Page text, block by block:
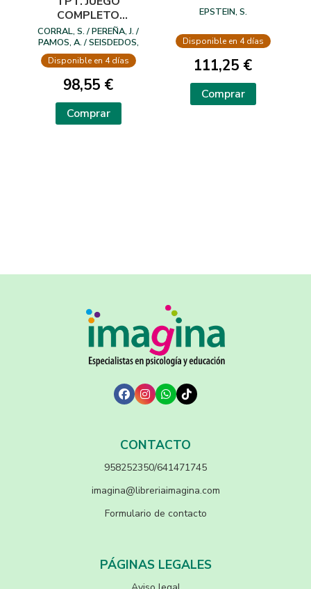
COMPLETO
(MANUAL, 10
CUADERNILLOS,
KIT CORRECCIÓN
25 USOS)
CORRAL, S. / PEREÑA, J. /
PAMOS, A. / SEISDEDOS,
N.
Disponible en 4 días
98,55 €
Comprar
EPSTEIN, S.
Disponible en 4 días
111,25 €
Comprar
CONTACTO
958252350/641471745
imagina@libreriaimagina.com
Formulario de contacto
PÁGINAS LEGALES